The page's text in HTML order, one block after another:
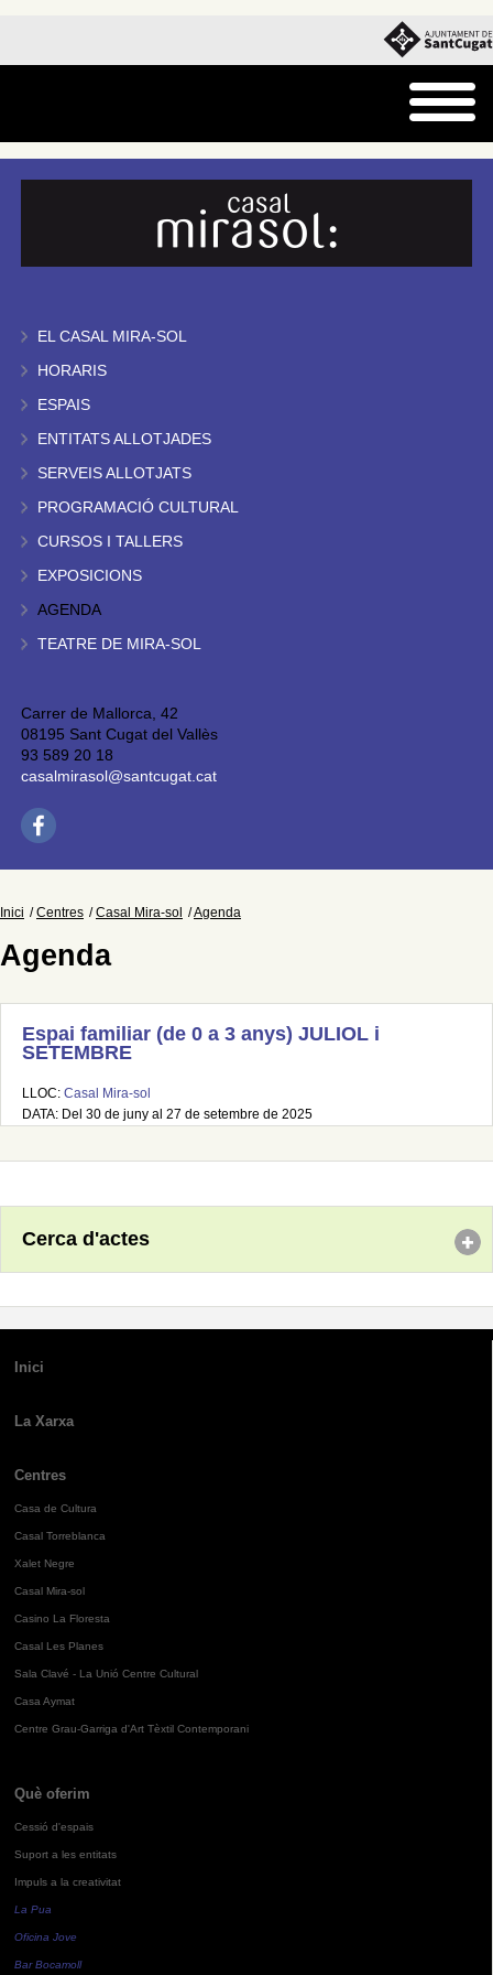
EL CASAL MIRA-SOL
HORARIS
ESPAIS
ENTITATS ALLOTJADES
SERVEIS ALLOTJATS
PROGRAMACIÓ CULTURAL
CURSOS I TALLERS
EXPOSICIONS
AGENDA
TEATRE DE MIRA-SOL
Carrer de Mallorca, 42
08195 Sant Cugat del Vallès
93 589 20 18
casalmirasol@santcugat.cat
Inici Centres Casal Mira-sol Agenda
Agenda
Espai familiar (de 0 a 3 anys) JULIOL i
SETEMBRE
LLOC: Casal Mira-sol
DATA: Del 30 de juny al 27 de setembre de 2025
Cerca d'actes
Inici
La Xarxa
Centres
Casa de Cultura
Casal Torreblanca
Xalet Negre
Casal Mira-sol
Casino La Floresta
Casal Les Planes
Sala Clavé - La Unió Centre Cultural
Casa Aymat
Centre Grau-Garriga d'Art Tèxtil Contemporani
Què oferim
Cessió d'espais
Suport a les entitats
Impuls a la creativitat
La Pua
Oficina Jove
Bar Bocamoll